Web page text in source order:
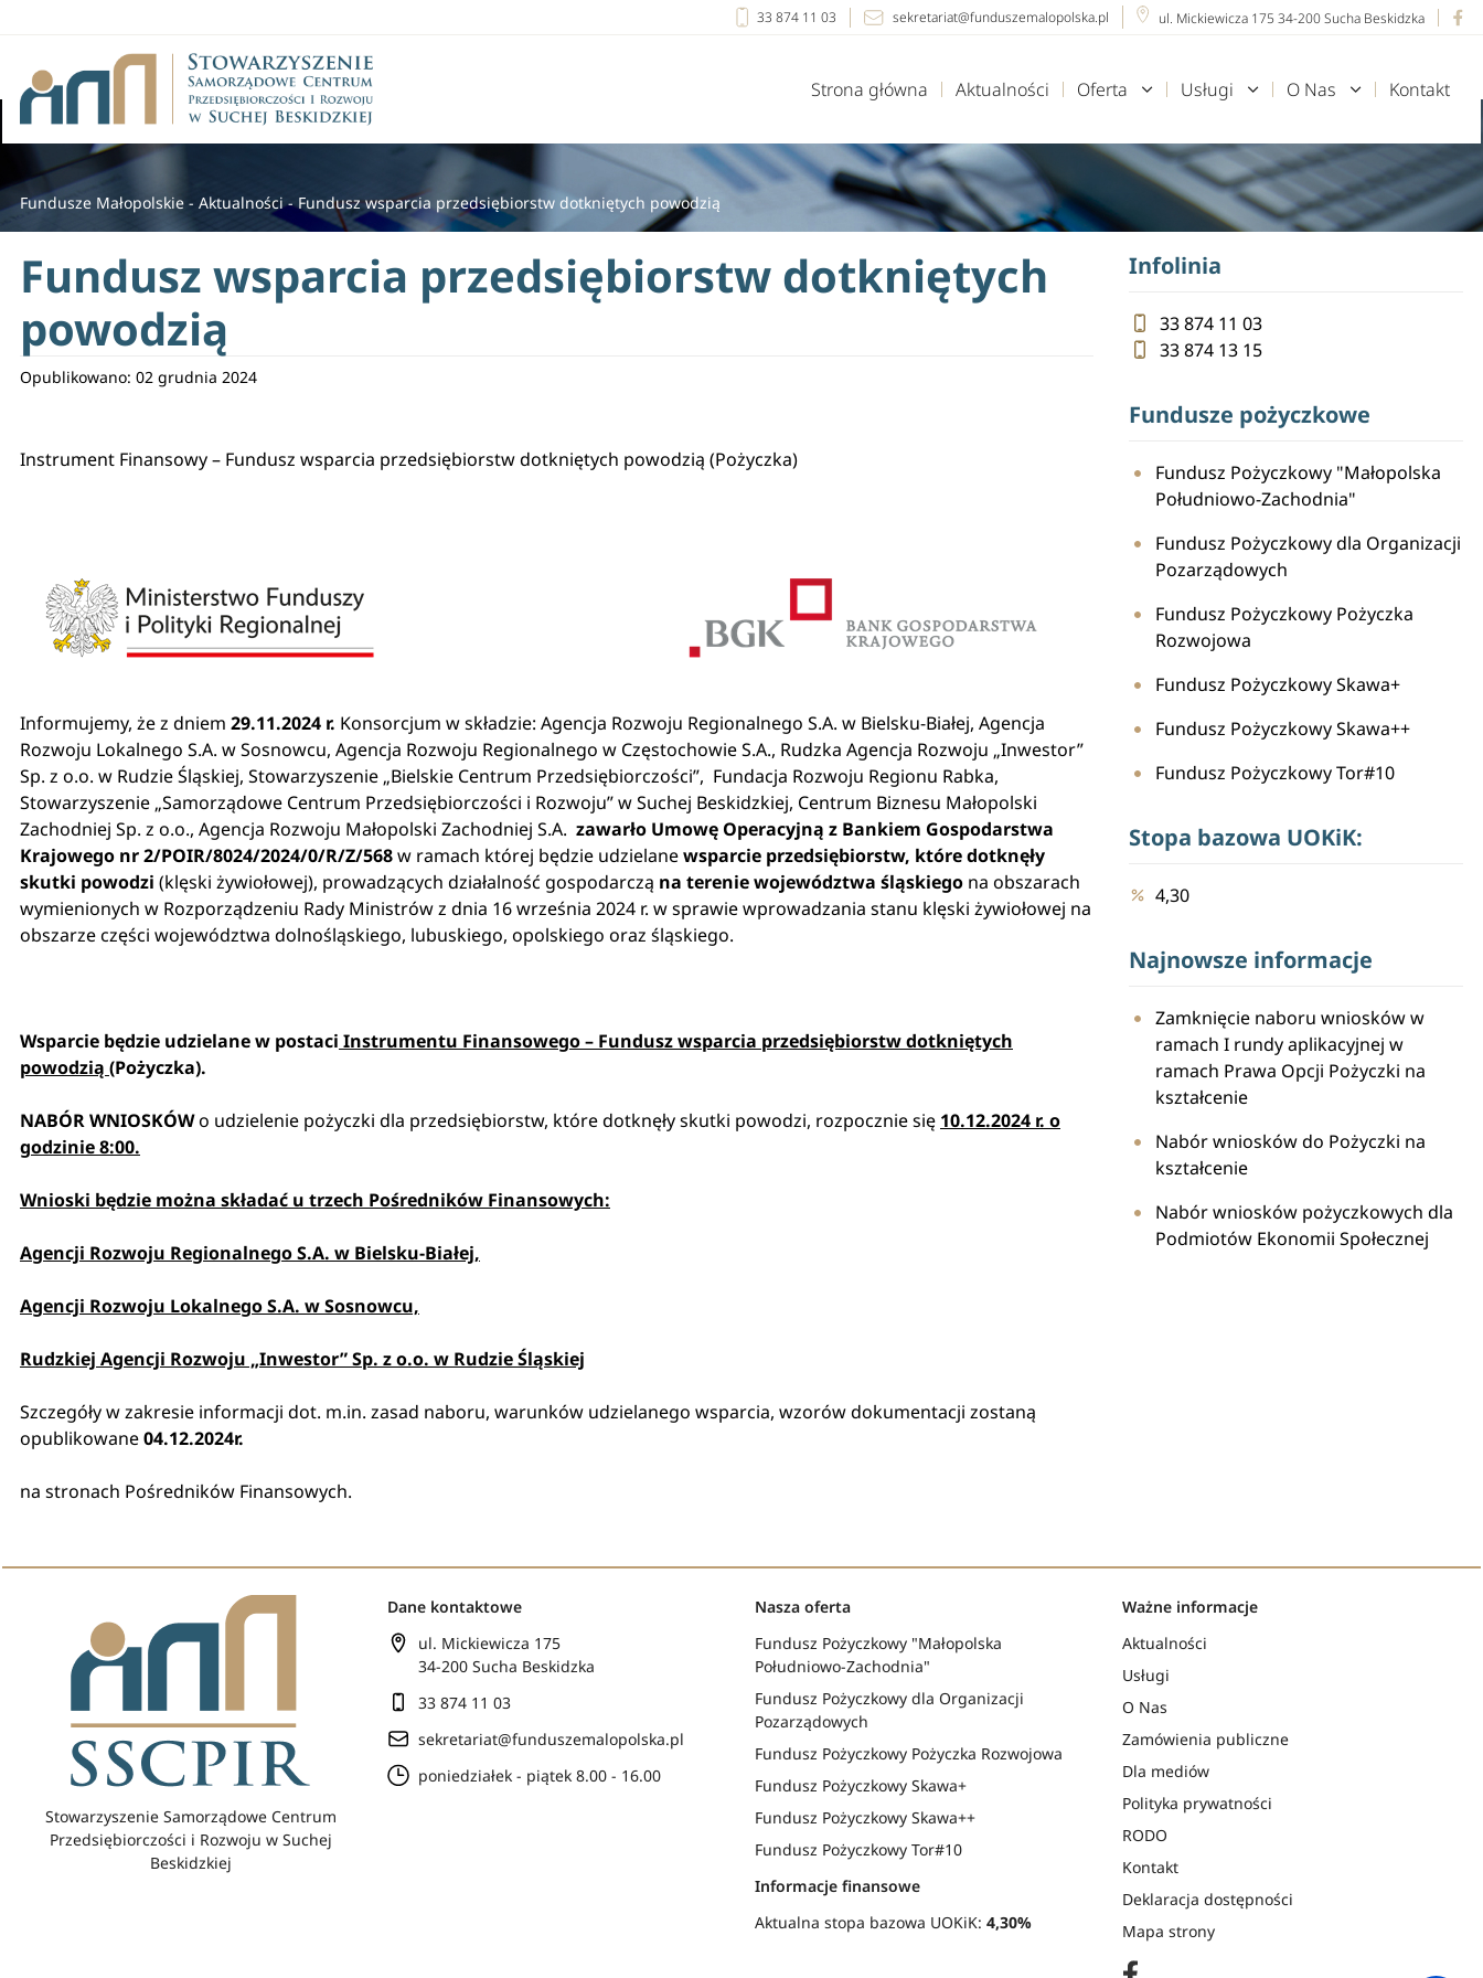
33 874 11 03 sekretariat@funduszemalopolska.pl ul. Mickiewicza 175 34-200 Sucha Beskidzka
Strona główna Aktualności Oferta Usługi O Nas Kontakt
Fundusze Małopolskie - Aktualności-Fundusz wsparcia przedsiębiorstw dotkniętych powodzią
Fundusz wsparcia przedsiębiorstw dotkniętych
powodzią
Opublikowano: 02 grudnia 2024
Instrument Finansowy – Fundusz wsparcia przedsiębiorstw dotkniętych powodzią (Pożyczka)
Informujemy, że z dniem 29.11.2024 r. Konsorcjum w składzie: Agencja Rozwoju Regionalnego S.A. w Bielsku-Białej, Agencja
Rozwoju Lokalnego S.A. w Sosnowcu, Agencja Rozwoju Regionalnego w Częstochowie S.A., Rudzka Agencja Rozwoju „Inwestor”
Sp. z o.o. w Rudzie Śląskiej, Stowarzyszenie „Bielskie Centrum Przedsiębiorczości”, Fundacja Rozwoju Regionu Rabka,
Stowarzyszenie „Samorządowe Centrum Przedsiębiorczości i Rozwoju” w Suchej Beskidzkiej, Centrum Biznesu Małopolski
Zachodniej Sp. z o.o., Agencja Rozwoju Małopolski Zachodniej S.A. zawarło Umowę Operacyjną z Bankiem Gospodarstwa
Krajowego nr 2/POIR/8024/2024/0/R/Z/568w ramach której będzie udzielanewsparcie przedsiębiorstw, które dotknęły
skutki powodzi (klęski żywiołowej), prowadzących działalność gospodarczą na terenie województwa śląskiego na obszarach
wymienionych w Rozporządzeniu Rady Ministrów z dnia 16 września 2024 r. w sprawie wprowadzania stanu klęski żywiołowej na
obszarze części województwa dolnośląskiego, lubuskiego, opolskiego oraz śląskiego.
Wsparcie będzie udzielane w postaci Instrumentu Finansowego – Fundusz wsparcia przedsiębiorstw dotkniętych
powodzią (Pożyczka).
NABÓR WNIOSKÓWo udzielenie pożyczki dla przedsiębiorstw, które dotknęły skutki powodzi, rozpocznie się 10.12.2024 r. o
godzinie 8:00.
Wnioski będzie można składać u trzech Pośredników Finansowych:
Agencji Rozwoju Regionalnego S.A. w Bielsku-Białej,
Agencji Rozwoju Lokalnego S.A. w Sosnowcu,
Rudzkiej Agencji Rozwoju „Inwestor” Sp. z o.o. w Rudzie Śląskiej
Szczegóły w zakresie informacji dot. m.in. zasad naboru, warunków udzielanego wsparcia, wzorów dokumentacji zostaną
opublikowane04.12.2024r.
na stronach Pośredników Finansowych.
Infolinia
33 874 11 03
33 874 13 15
Fundusze pożyczkowe
Fundusz Pożyczkowy "Małopolska
Południowo-Zachodnia"
Fundusz Pożyczkowy dla Organizacji
Pozarządowych
Fundusz Pożyczkowy Pożyczka
Rozwojowa
Fundusz Pożyczkowy Skawa+
Fundusz Pożyczkowy Skawa++
Fundusz Pożyczkowy Tor#10
Stopa bazowa UOKiK:
4,30
Najnowsze informacje
Zamknięcie naboru wniosków w
ramach I rundy aplikacyjnej w
ramach Prawa Opcji Pożyczki na
kształcenie
Nabór wniosków do Pożyczki na
kształcenie
Nabór wniosków pożyczkowych dla
Podmiotów Ekonomii Społecznej
Stowarzyszenie Samorządowe Centrum
Przedsiębiorczości i Rozwoju w Suchej
Beskidzkiej
Dane kontaktowe
ul. Mickiewicza 175
34-200 Sucha Beskidzka
33 874 11 03
sekretariat@funduszemalopolska.pl
poniedziałek - piątek 8.00 - 16.00
Nasza oferta
Fundusz Pożyczkowy "Małopolska
Południowo-Zachodnia"
Fundusz Pożyczkowy dla Organizacji
Pozarządowych
Fundusz Pożyczkowy Pożyczka Rozwojowa
Fundusz Pożyczkowy Skawa+
Fundusz Pożyczkowy Skawa++
Fundusz Pożyczkowy Tor#10
Informacje finansowe
Aktualna stopa bazowa UOKiK: 4,30%
Ważne informacje
Aktualności
Usługi
O Nas
Zamówienia publiczne
Dla mediów
Polityka prywatności
RODO
Kontakt
Deklaracja dostępności
Mapa strony